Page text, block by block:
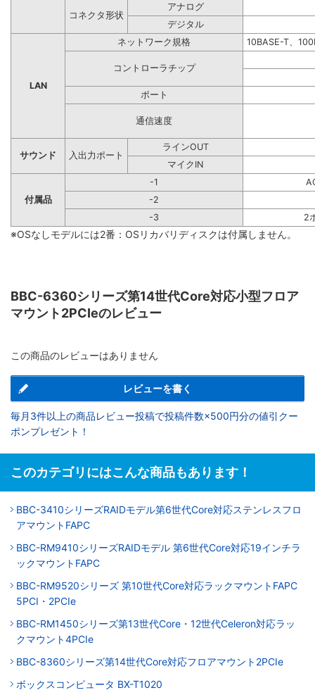
コネクタ形状
アナログ
デジタル
LAN
ネットワーク規格 10BASE-T、
コントローラチップ
ポート
通信速度
サウンド 入出力ポート
ラインOUT
マイクIN
付属品
-1
-2
-3
2
※OSなしモデルには2番：OSリカバリディスクは付属しません。
BBC-6360シリーズ第14世代Core対応小型フロア
マウント2PCIeのレビュー
この商品のレビューはありません
レビューを書く
毎月3件以上の商品レビュー投稿で投稿件数×500円分の値引クー
ポンプレゼント！
このカテゴリにはこんな商品もあります！
BBC-3410シリーズRAIDモデル第6世代Core対応ステンレスフロ
アマウントFAPC
BBC-RM9410シリーズRAIDモデル 第6世代Core対応19インチラ
ックマウントFAPC
BBC-RM9520シリーズ 第10世代Core対応ラックマウントFAPC
5PCI・2PCIe
BBC-RM1450シリーズ第13世代Core・12世代Celeron対応ラッ
クマウント4PCIe
BBC-8360シリーズ第14世代Core対応フロアマウント2PCIe
ボックスコンピュータ BX-T1020